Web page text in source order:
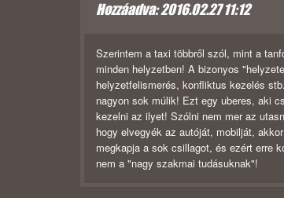
Hozzáadva: 2016.02.27 11:12
Szerintem a taxi többről szól, mint a
minden helyzetben! A bizonyos
helyzetfelismerés, konfliktus kezelés
nagyon sok múlik! Ezt egy uberes, aki
kezelni az ilyet! Szólni nem mer az
hogy elvegyék az autóját, mobilját,
megkapja a sok csillagot, és ezért erre
nem a "nagy szakmai tudásuknak"!